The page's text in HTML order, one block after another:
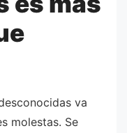
va
molestas. Se